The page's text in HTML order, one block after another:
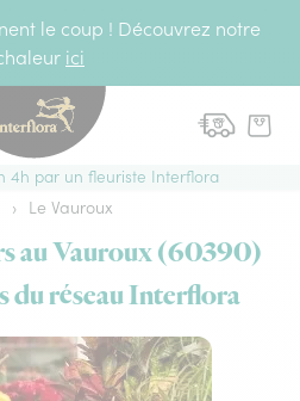
le coup ! Découvrez notre
ici
4h par un fleuriste Interflora
› Le Vauroux
au Vauroux (60390)
du réseau Interflora